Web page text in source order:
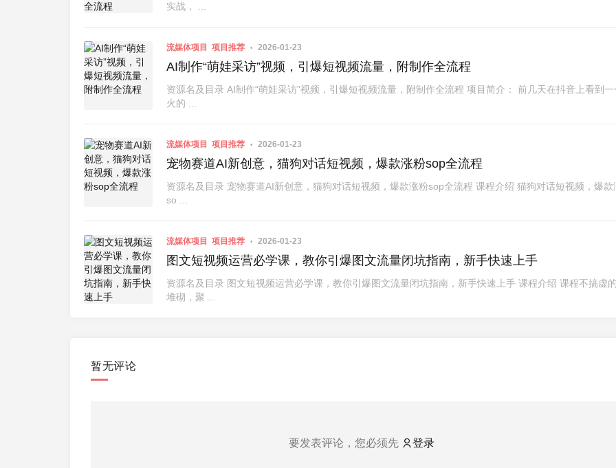
实战， ...
流媒体项目 项目推荐 2026-01-23
AI制作“萌娃采访”视频，引爆短视频流量，附制作全流程
资源名及目录 AI制作“萌娃采访”视频，引爆短视频流量，附制作全流程 项目简介： 前几天在抖音上看到一
火的 ...
流媒体项目 项目推荐 2026-01-23
宠物赛道AI新创意，猫狗对话短视频，爆款涨粉sop全流程
资源名及目录 宠物赛道AI新创意，猫狗对话短视频，爆款涨粉sop全流程 课程介绍 猫狗对话短视频，爆款
so ...
流媒体项目 项目推荐 2026-01-23
图文短视频运营必学课，教你引爆图文流量闭坑指南，新手快速上手
资源名及目录 图文短视频运营必学课，教你引爆图文流量闭坑指南，新手快速上手 课程介绍 课程不搞虚
堆砌，聚 ...
暂无评论
要发表评论，您必须先 登录